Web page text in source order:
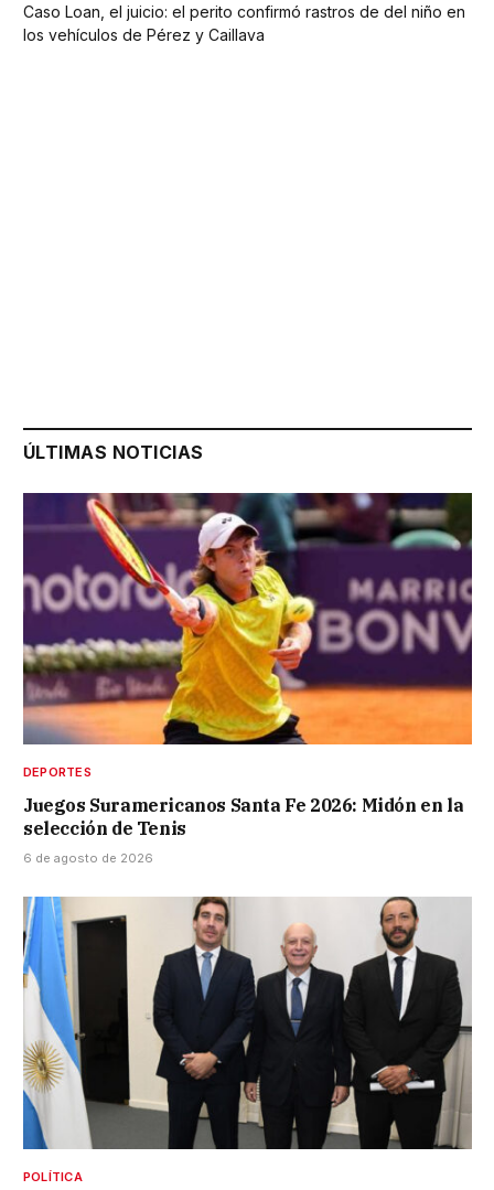
Caso Loan, el juicio: el perito confirmó rastros de del niño en
los vehículos de Pérez y Caillava
ÚLTIMAS NOTICIAS
DEPORTES
Juegos Suramericanos Santa Fe 2026: Midón en la
selección de Tenis
6 de agosto de 2026
POLÍTICA